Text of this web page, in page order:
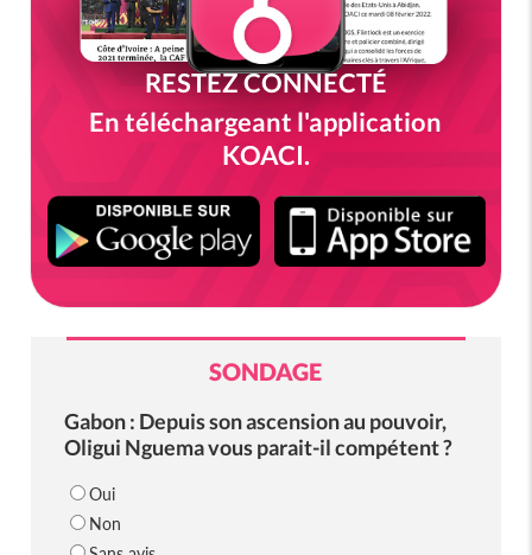
RESTEZ CONNECTÉ
En téléchargeant l'application
KOACI.
SONDAGE
Gabon : Depuis son ascension au pouvoir,
Oligui Nguema vous parait-il compétent ?
Oui
Non